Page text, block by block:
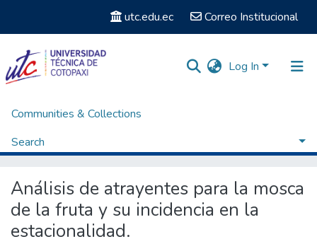
utc.edu.ec Correo Institucional
Log In
Communities & Collections
Search
Home Posgrados
Maestría en Sanidad Vegetal
Análisis de atrayentes para la mosca de la fruta y su incidencia en la estacionalidad.
Análisis de atrayentes para la mosca
de la fruta y su incidencia en la
estacionalidad.